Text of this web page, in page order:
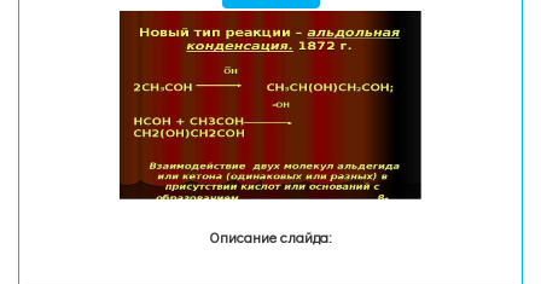
Описание слайда: